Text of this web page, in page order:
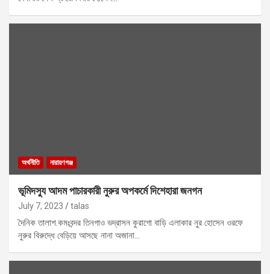
অর্থনীতি নারায়ণগঞ্জ
ভূমিদস্যু আদম পাচারকারী নুরুর অপকর্মে দিশেহারা জনগন
July 7, 2023 talas
দৈনিক তালাশ.কমঃবন্দর তিনগাও ভদ্রাসন কুরাগো বাড়ি এলাকার নুর হোসেন ওরফে
নুরুর বিরুদ্ধে বেড়িয়ে আসছে নানা অজানা…